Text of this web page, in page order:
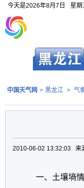
今天是2026年8月7日
星期
中国天气网 > 黑龙江 > 气
2010-06-02 13:32:03 来
一、土壤墒